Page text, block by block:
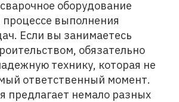
оборудование
процессе выполнения
Если вы занимаетесь
обязательно
технику, которая не
ответственный момент.
предлагает немало разных